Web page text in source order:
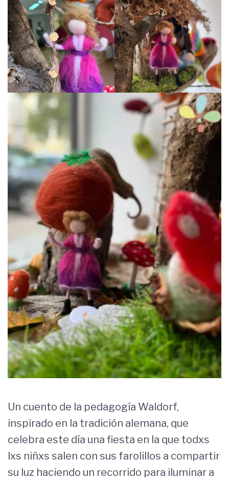
Un cuento de la pedagogía Waldorf,
inspirado en la tradición alemana, que
celebra este día una fiesta en la que todxs
lxs niñxs salen con sus farolillos a compartir
su luz haciendo un recorrido para iluminar a